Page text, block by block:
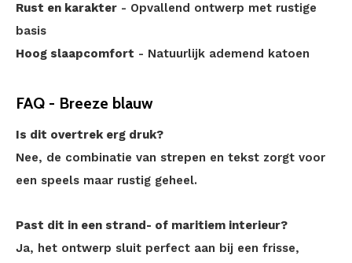
Rust en karakter - Opvallend ontwerp met rustige
basis
Hoog slaapcomfort - Natuurlijk ademend katoen
FAQ - Breeze blauw
Is dit overtrek erg druk?
Nee, de combinatie van strepen en tekst zorgt voor
een speels maar rustig geheel.
Past dit in een strand- of maritiem interieur?
Ja, het ontwerp sluit perfect aan bij een frisse,